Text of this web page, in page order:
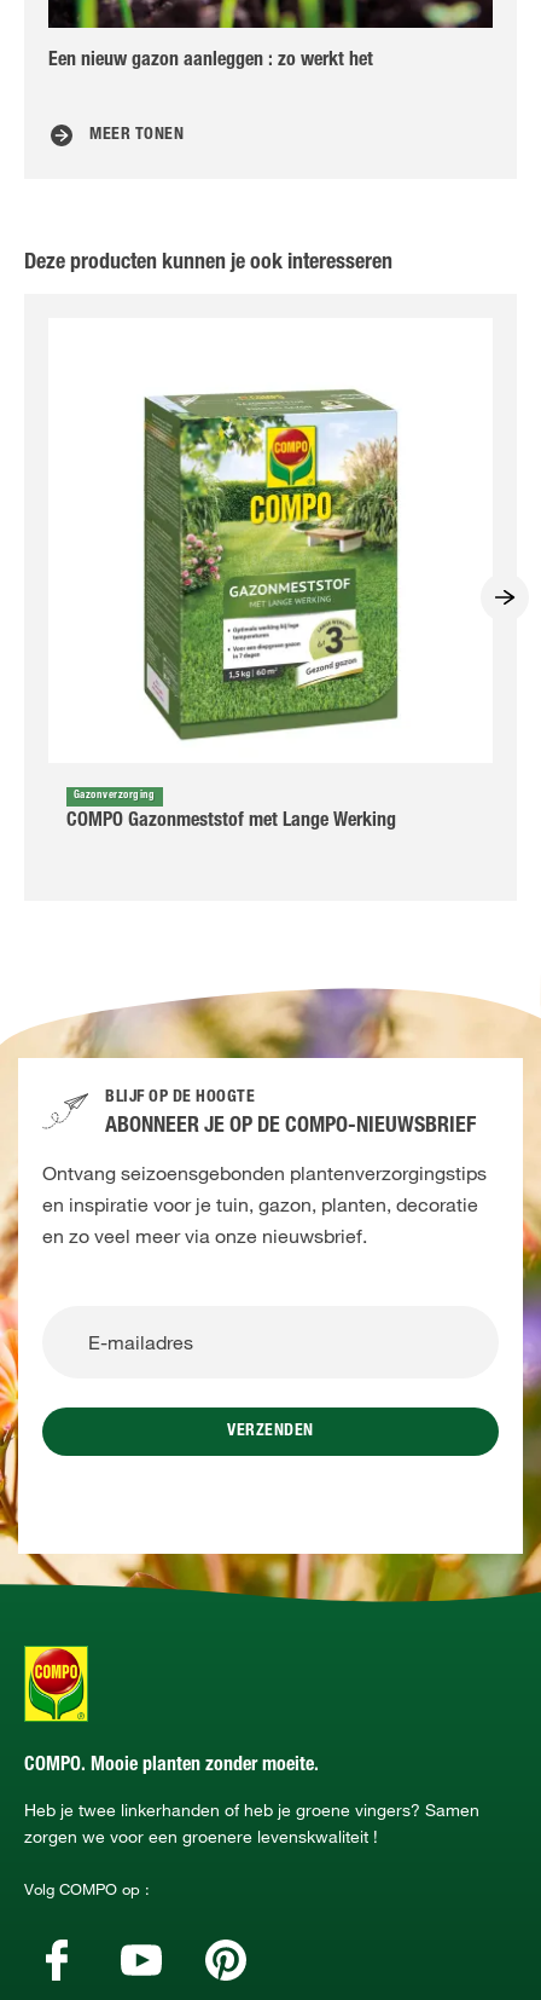
Een nieuw gazon aanleggen : zo werkt het
MEER TONEN
Deze producten kunnen je ook interesseren
Gazonverzorging
COMPO Gazonmeststof met Lange Werking
BLIJF OP DE HOOGTE
ABONNEER JE OP DE COMPO-NIEUWSBRIEF
Ontvang seizoensgebonden plantenverzorgingstips
en inspiratie voor je tuin, gazon, planten, decoratie
en zo veel meer via onze nieuwsbrief.
VERZENDEN
COMPO. Mooie planten zonder moeite.
Heb je twee linkerhanden of heb je groene vingers? Samen
zorgen we voor een groenere levenskwaliteit !
Volg COMPO op :